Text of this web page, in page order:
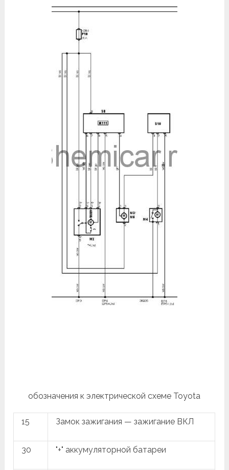
обозначения к электрической схеме Toyota
15 Замок зажигания — зажигание ВКЛ
30 "+" аккумуляторной батареи